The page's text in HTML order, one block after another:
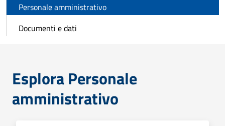
Personale amministrativo
Documenti e dati
Esplora Personale
amministrativo